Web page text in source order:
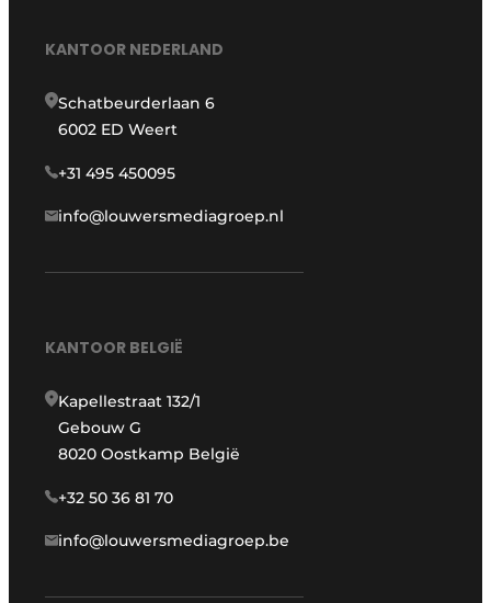
KANTOOR NEDERLAND
Schatbeurderlaan 6
6002 ED Weert
+31 495 450095
info@louwersmediagroep.nl
KANTOOR BELGIË
Kapellestraat 132/1
Gebouw G
8020 Oostkamp België
+32 50 36 81 70
info@louwersmediagroep.be